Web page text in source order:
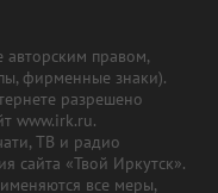
авторским правом,
фирменные знаки).
разрешено
www.irk.ru.
ТВ и радио
сайта «Твой Иркутск».
все меры,